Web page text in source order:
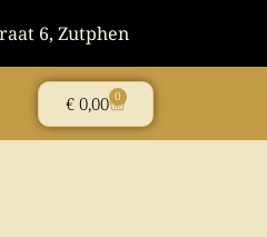
6, Zutphen
€ 0,00 0
Winkelwagen